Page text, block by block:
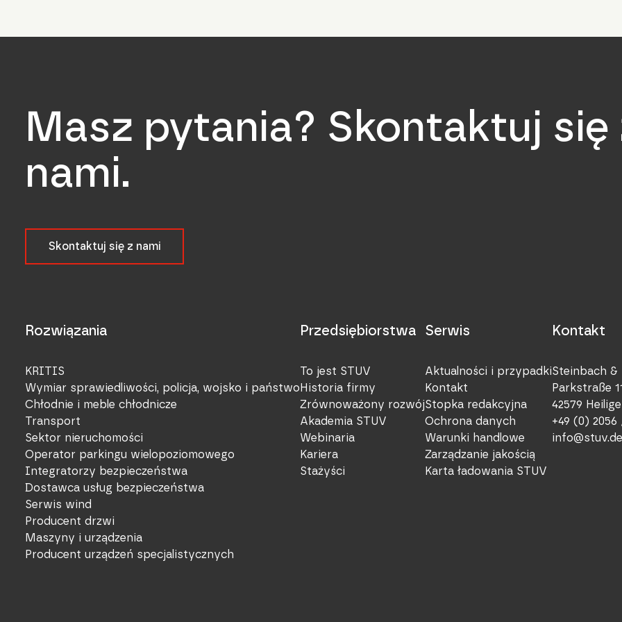
Masz pytania? Skontaktuj się
nami.
Skontaktuj się z nami
Rozwiązania
KRITIS
Wymiar sprawiedliwości, policja, wojsko i państwo
Chłodnie i meble chłodnicze
Transport
Sektor nieruchomości
Operator parkingu wielopoziomowego
Integratorzy bezpieczeństwa
Dostawca usług bezpieczeństwa
Serwis wind
Producent drzwi
Maszyny i urządzenia
Producent urządzeń specjalistycznych
Przedsiębiorstwa
To jest STUV
Historia firmy
Zrównoważony rozwój
Akademia STUV
Webinaria
Kariera
Stażyści
Serwis
Aktualności i przypadki
Kontakt
Stopka redakcyjna
Ochrona danych
Warunki handlowe
Zarządzanie jakością
Karta ładowania STUV
Kontakt
Steinbach &
Parkstraße
42579
+49 (0) 2056
info@stuv.de